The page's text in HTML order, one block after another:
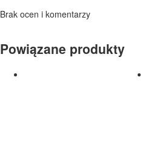
Brak ocen i komentarzy
Powiązane produkty